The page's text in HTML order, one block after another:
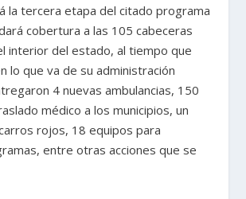
la tercera etapa del citado programa
cobertura a las 105 cabeceras
interior del estado, al tiempo que
lo que va de su administración
4 nuevas ambulancias, 150
médico a los municipios, un
rojos, 18 equipos para
entre otras acciones que se